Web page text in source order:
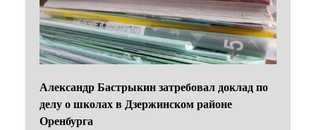
Александр Бастрыкин затребовал доклад по
делу о школах в Дзержинском районе
Оренбурга